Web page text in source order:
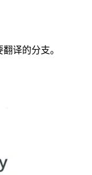
译的分支。